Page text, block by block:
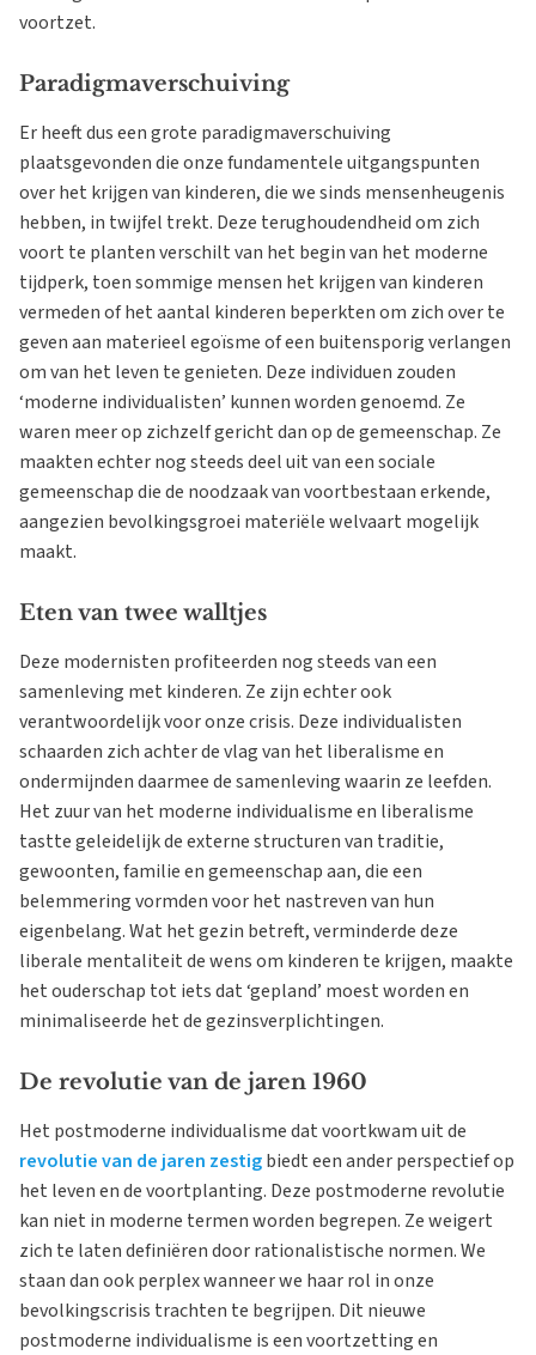
voortzet.
Paradigmaverschuiving
Er heeft dus een grote paradigmaverschuiving
plaatsgevonden die onze fundamentele uitgangspunten
over het krijgen van kinderen, die we sinds mensenheugenis
hebben, in twijfel trekt. Deze terughoudendheid om zich
voort te planten verschilt van het begin van het moderne
tijdperk, toen sommige mensen het krijgen van kinderen
vermeden of het aantal kinderen beperkten om zich over te
geven aan materieel egoïsme of een buitensporig verlangen
om van het leven te genieten. Deze individuen zouden
‘moderne individualisten’ kunnen worden genoemd. Ze
waren meer op zichzelf gericht dan op de gemeenschap. Ze
maakten echter nog steeds deel uit van een sociale
gemeenschap die de noodzaak van voortbestaan erkende,
aangezien bevolkingsgroei materiële welvaart mogelijk
maakt.
Eten van twee walltjes
Deze modernisten profiteerden nog steeds van een
samenleving met kinderen. Ze zijn echter ook
verantwoordelijk voor onze crisis. Deze individualisten
schaarden zich achter de vlag van het liberalisme en
ondermijnden daarmee de samenleving waarin ze leefden.
Het zuur van het moderne individualisme en liberalisme
tastte geleidelijk de externe structuren van traditie,
gewoonten, familie en gemeenschap aan, die een
belemmering vormden voor het nastreven van hun
eigenbelang. Wat het gezin betreft, verminderde deze
liberale mentaliteit de wens om kinderen te krijgen, maakte
het ouderschap tot iets dat ‘gepland’ moest worden en
minimaliseerde het de gezinsverplichtingen.
De revolutie van de jaren 1960
Het postmoderne individualisme dat voortkwam uit de
revolutie van de jaren zestigbiedt een ander perspectief op
het leven en de voortplanting. Deze postmoderne revolutie
kan niet in moderne termen worden begrepen. Ze weigert
zich te laten definiëren door rationalistische normen. We
staan dan ook perplex wanneer we haar rol in onze
bevolkingscrisis trachten te begrijpen. Dit nieuwe
postmoderne individualisme is een voortzetting en